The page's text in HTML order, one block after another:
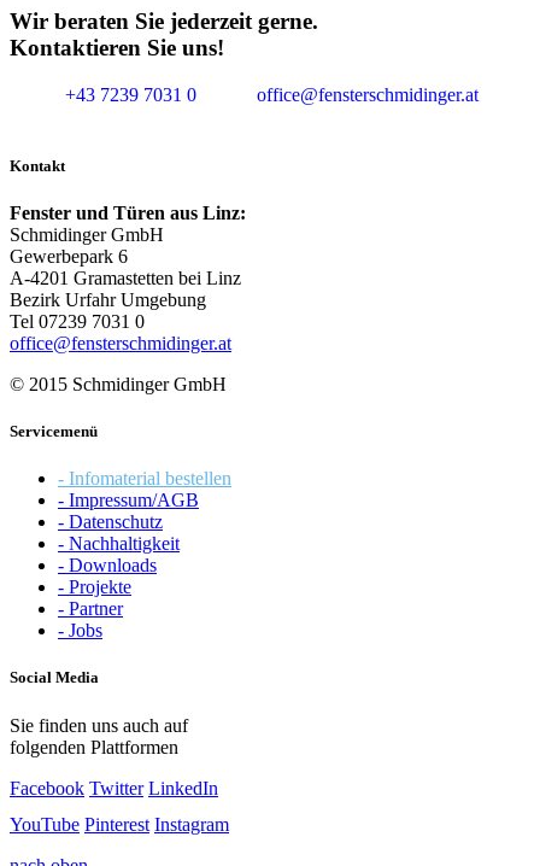
Wir beraten Sie jederzeit gerne.
Kontaktieren Sie uns!
+43 7239 7031 0 office@fensterschmidinger.at
Kontakt
Fenster und Türen aus Linz:
Schmidinger GmbH
Gewerbepark 6
A-4201 Gramastetten bei Linz
Bezirk Urfahr Umgebung
Tel 07239 7031 0
office@fensterschmidinger.at
© 2015 Schmidinger GmbH
Servicemenü
- Infomaterial bestellen
- Impressum/AGB
- Datenschutz
- Nachhaltigkeit
- Downloads
- Projekte
- Partner
- Jobs
Social Media
Sie finden uns auch auf
folgenden Plattformen
Facebook Twitter LinkedIn
YouTube Pinterest Instagram